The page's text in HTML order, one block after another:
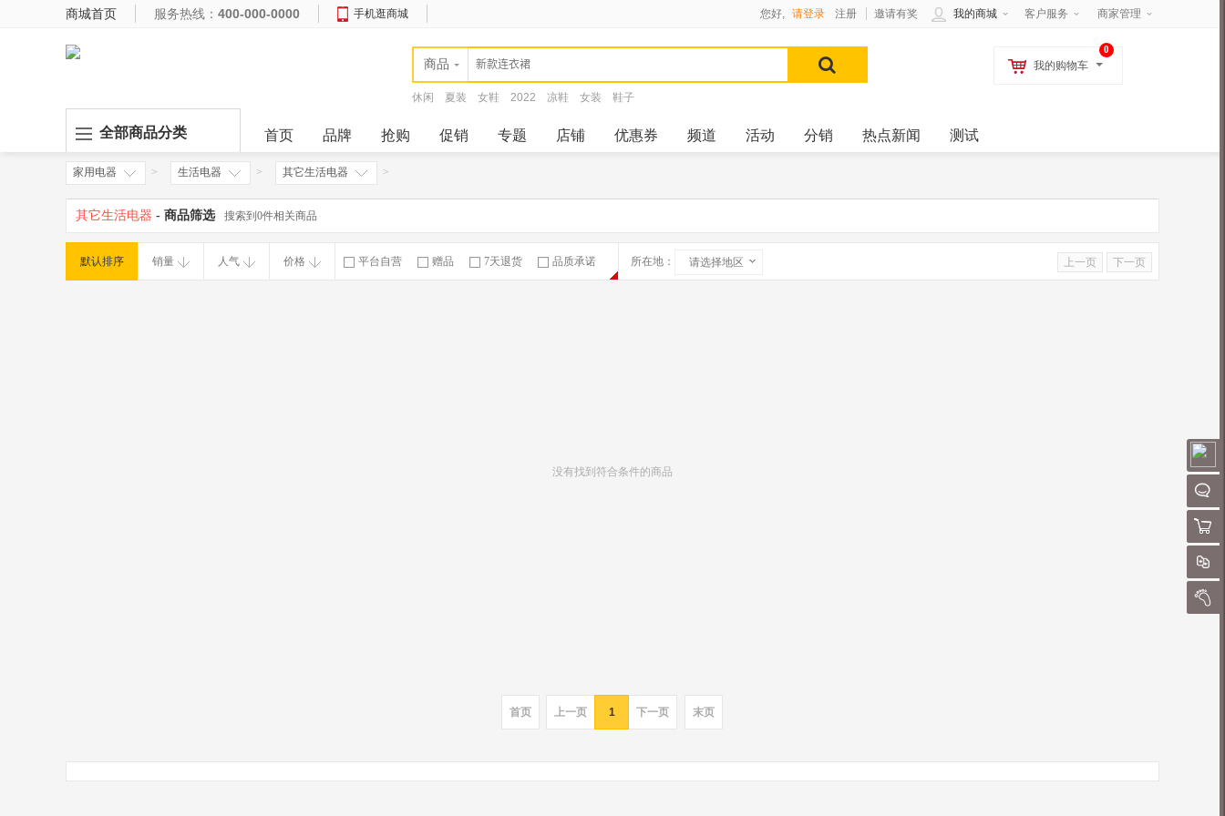
聊
购物
对
我的
商城首页 服务热线： 400-000-0000 手机逛商城 客户服务 商家管理
我的商城
您好, 请登录 注册 邀请有奖
商品
休闲 夏装 女鞋 2022 凉鞋 女装 鞋子
0
我的购物车
全部商品分类 首页 品牌 抢购 促销 专题 店铺 优惠券 频道 活动 分销 热点新闻 测试
家用电器 > 生活电器 > 其它生活电器 >
其它生活电器 - 商品筛选 搜索到0件相关商品
上一页 下一页
默认排序 销量 人气 价格 平台自营 赠品 7天退货 品质承诺 所在地： 请选择地区
没有找到符合条件的商品
首页 上一页 1 下一页 末页